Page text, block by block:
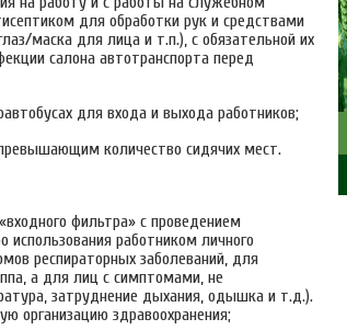
для обработки рук и средствами
маска для лица и т.п.), с обязательной их
салона автотранспорта перед
для входа и выхода работников;
количество сидячих мест.
фильтра» с проведением
работником личного
респираторных заболеваний, для
а для лиц с симптомами, не
затруднение дыхания, одышка и т.д.).
организацию здравоохранения;